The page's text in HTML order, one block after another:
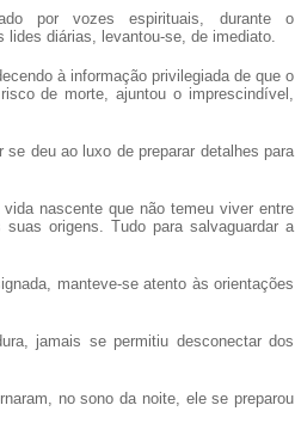
por vozes espirituais, durante o
lides diárias, levantou-se, de imediato.
à informação privilegiada de que o
de morte, ajuntou o imprescindível,
se deu ao luxo de preparar detalhes para
nascente que não temeu viver entre
origens. Tudo para salvaguardar a
manteve-se atento às orientações
jamais se permitiu desconectar dos
no sono da noite, ele se preparou